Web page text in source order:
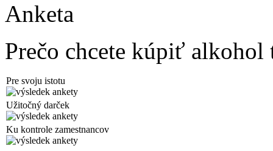
Anketa
Prečo chcete kúpiť alkohol
Pre svoju istotu
Užitočný darček
Ku kontrole zamestnancov